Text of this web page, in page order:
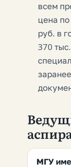
всем
цена
руб. в
370
МГУ